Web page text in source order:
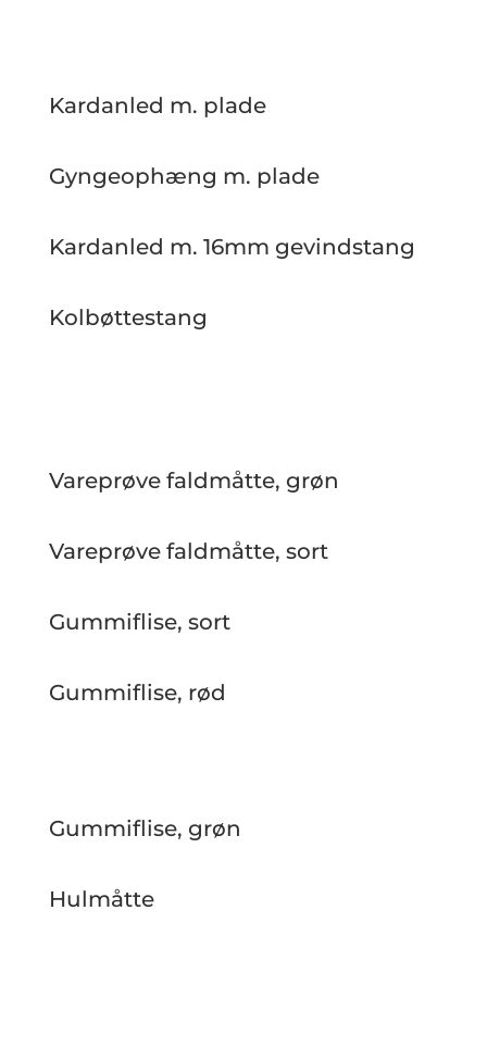
Kardanled m. plade
Gyngeophæng m. plade
Kardanled m. 16mm gevindstang
Kolbøttestang
Vareprøve faldmåtte, grøn
Vareprøve faldmåtte, sort
Gummiflise, sort
Gummiflise, rød
Gummiflise, grøn
Hulmåtte